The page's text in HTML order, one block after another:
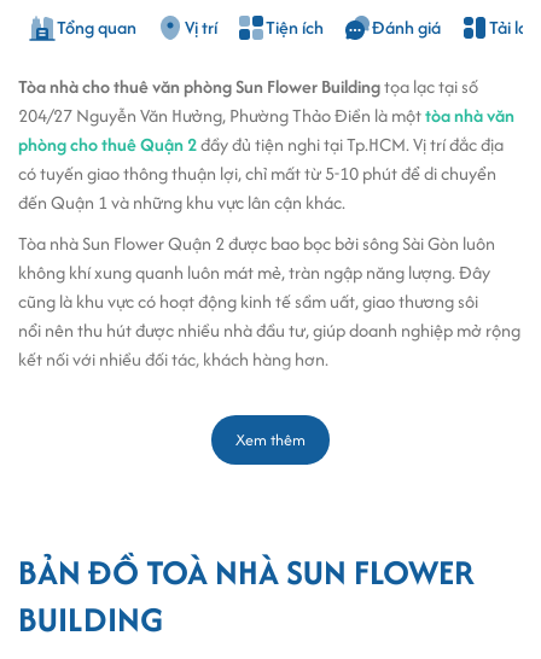
Tổng quan Vị trí Tiện ích Đánh giá Tải
Tòa nhà cho thuê văn phòng Sun Flower Buildingtọa lạc tại số
204/27 Nguyễn Văn Hưởng, Phường Thảo Điền là mộttòa nhà văn
phòng cho thuê Quận 2đầy đủ tiện nghi tại Tp.HCM. Vị trí đắc địa
có tuyến giao thông thuận lợi, chỉ mất từ 5-10 phút để di chuyển
đến Quận 1 và những khu vực lân cận khác.
Tòa nhà Sun Flower Quận 2 được bao bọc bởi sông Sài Gòn luôn
không khí xung quanh luôn mát mẻ, tràn ngập năng lượng. Đây
cũng là khu vực có hoạt động kinh tế sầm uất, giao thương sôi
nổi nên thu hút được nhiều nhà đầu tư, giúp doanh nghiệp mở rộng
kết nối với nhiều đối tác, khách hàng hơn.
Sun Flower Building là giải pháp tối ưu
văn phòng đường Quốc Hương quận 2. Hiện nay, Sun Flower
được tư vấn miễn phí.
Thiết kế, quy mô và kết cấu tòa nhà Sun Flower Building Nguyễn
Văn Hưởng.
Xem thêm
BẢN ĐỒ TOÀ NHÀ SUN FLOWER
BUILDING